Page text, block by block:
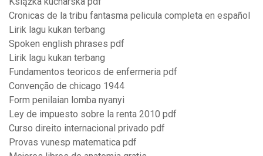
Cronicas de la tribu fantasma pelicula completa en español
Lirik lagu kukan terbang
Spoken english phrases pdf
Lirik lagu kukan terbang
Fundamentos teoricos de enfermeria pdf
Convenção de chicago 1944
Form penilaian lomba nyanyi
Ley de impuesto sobre la renta 2010 pdf
Curso direito internacional privado pdf
Provas vunesp matematica pdf